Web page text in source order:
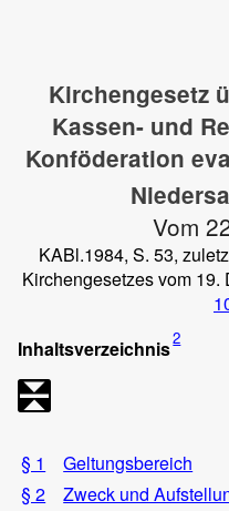
Kirchengesetz
Kassen- und
Konföderation
Vom
KABl.1984, S. 53,
Kirchengesetzes vom 19.
Inhaltsverzeichnis2
§ 1
Geltungsbereich
§ 2
Zweck und